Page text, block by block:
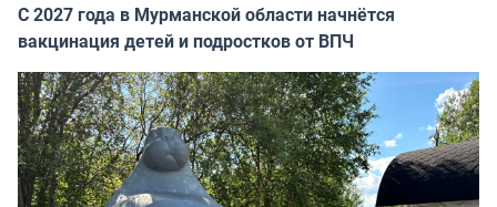
С 2027 года в Мурманской области начнётся
вакцинация детей и подростков от ВПЧ